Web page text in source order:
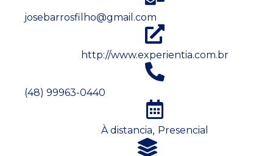
josebarrosfilho@gmail.com
http://www.experientia.com.br
(48) 99963-0440
À distancia, Presencial